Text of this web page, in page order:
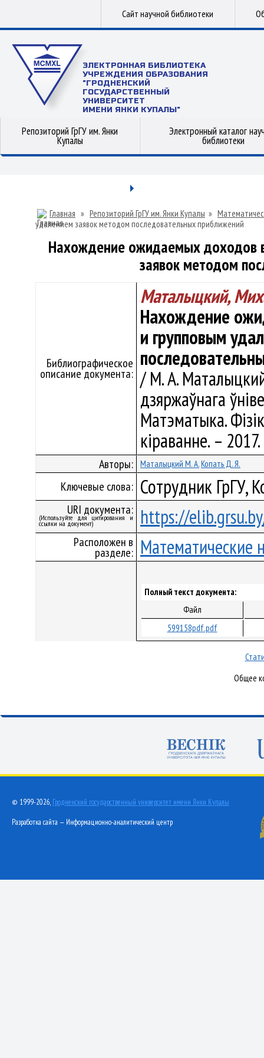
Сайт научной библиотеки
ЭЛЕКТРОННАЯ БИБЛИОТЕКА
УЧРЕЖДЕНИЯ ОБРАЗОВАНИЯ
"ГРОДНЕНСКИЙ
ГОСУДАРСТВЕННЫЙ
УНИВЕРСИТЕТ
ИМЕНИ ЯНКИ КУПАЛЫ"
Репозиторий ГрГУ им. Янки
Купалы
Электронный каталог
библиотеки
Главная » Репозиторий ГрГУ им. Янки Купалы »
удалением заявок методом последовательных приближений
Нахождение ожидаемых доходов
заявок методом
Библиографическое
описание документа:
Маталыцкий,
Нахождение
и групповым
/ М. А.
дзяржаўнага
Матэматыка.
кіраванне. –
Авторы: Маталыцкий М. А.Копать Д. Я.
Ключевые слова: Сотрудник ГрГУ,
URI документа:
(Используйте для цитирования и
ссылки на документ) https://
Расположен в
разделе: Математические
Полный текст документа:
Файл
599158pdf.pdf
Общее
© 1999-2026, Гродненский государственный университет имени Янки Купалы
Разработка сайта — Информационно-аналитический центр